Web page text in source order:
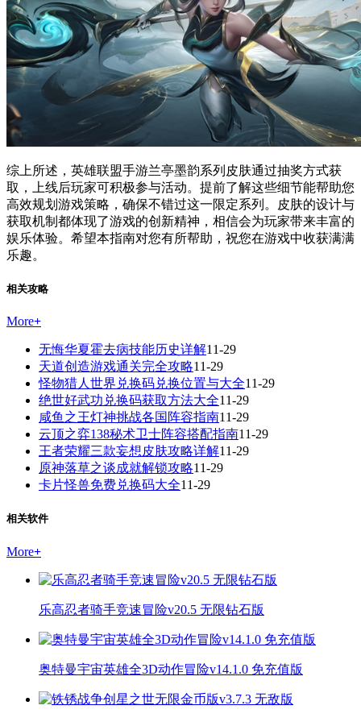
综上所述，英雄联盟手游兰亭墨韵系列皮肤通过抽奖方式获
取，上线后玩家可积极参与活动。提前了解这些细节能帮助您
高效规划游戏策略，确保不错过这一限定系列。皮肤的设计与
获取机制都体现了游戏的创新精神，相信会为玩家带来丰富的
娱乐体验。希望本指南对您有所帮助，祝您在游戏中收获满满
乐趣。
相关攻略
More+
无悔华夏霍去病技能历史详解11-29
天道创造游戏通关完全攻略11-29
怪物猎人世界兑换码兑换位置与大全11-29
绝世好武功兑换码获取方法大全11-29
咸鱼之王灯神挑战各国阵容指南11-29
云顶之弈138秘术卫士阵容搭配指南11-29
王者荣耀三款妄想皮肤攻略详解11-29
原神落草之谈成就解锁攻略11-29
卡片怪兽免费兑换码大全11-29
相关软件
More+
乐高忍者骑手竞速冒险v20.5 无限钻石版
奥特曼宇宙英雄全3D动作冒险v14.1.0 免充值版